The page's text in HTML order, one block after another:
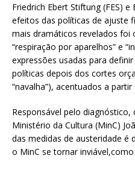
Friedrich Ebert Stiftung (FES)
efeitos das políticas de ajuste
mais dramáticos revelados foi
“respiração por aparelhos” e
expressões usadas para
políticas depois dos cortes
“navalha”), acentuados a partir
Responsável pelo
Ministério da Cultura (MinC)
das medidas de austeridade é
o MinC se tornar inviável,como